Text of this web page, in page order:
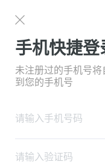
手机快捷登
未注册过的手机号
到您的手机号